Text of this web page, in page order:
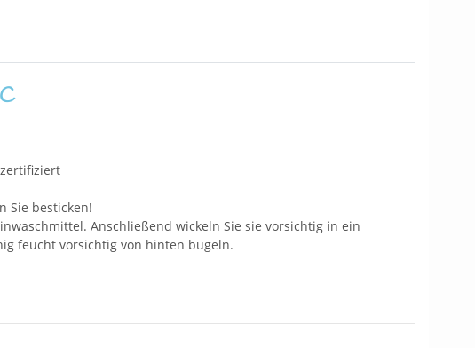
zertifiziert
Sie besticken!
Anschließend wickeln Sie sie vorsichtig in ein
feucht vorsichtig von hinten bügeln.